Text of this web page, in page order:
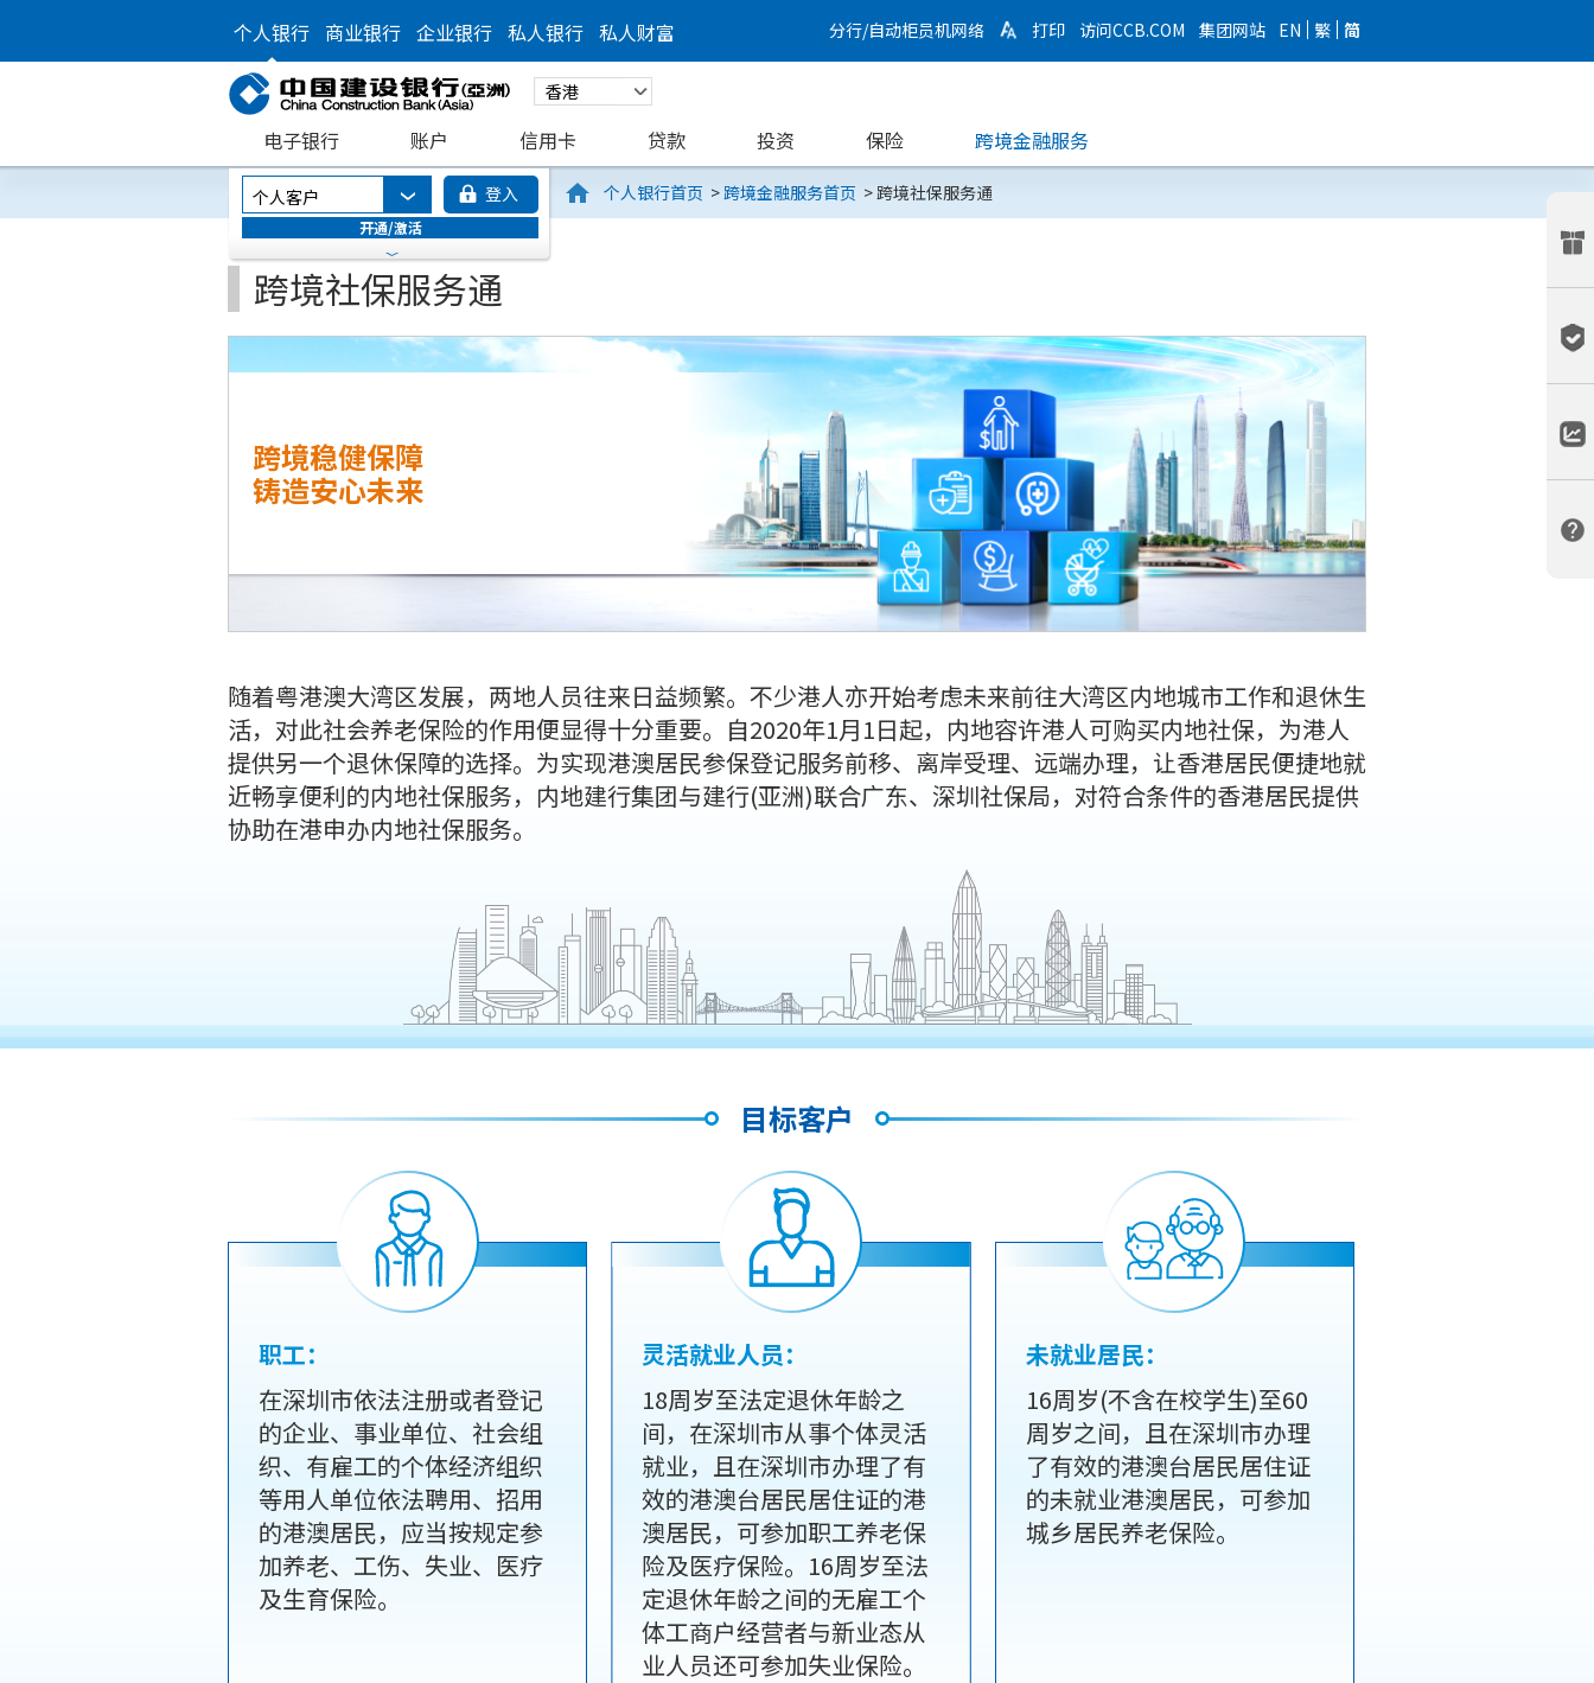
个人银行 商业银行 企业银行 私人银行 私人财富 分行/自动柜员机网络 打印 访问CCB.COM 集团网站 EN 繁 简
电子银行 账户 信用卡 贷款 投资 保险 跨境金融服务
个人客户 登入
开通/激活
个人银行首页 >跨境金融服务首页 >跨境社保服务通
跨境社保服务通
跨境稳健保障
铸造安心未来
随着粤港澳大湾区发展，两地人员往来日益频繁。不少港人亦开始考虑未来前往大湾区内地城市工作和退休生
活，对此社会养老保险的作用便显得十分重要。自2020年1月1日起，内地容许港人可购买内地社保，为港人
提供另一个退休保障的选择。为实现港澳居民参保登记服务前移、离岸受理、远端办理，让香港居民便捷地就
近畅享便利的内地社保服务，内地建行集团与建行(亚洲)联合广东、深圳社保局，对符合条件的香港居民提供
协助在港申办内地社保服务。
目标客户
职工：
在深圳市依法注册或者登记
的企业、事业单位、社会组
织、有雇工的个体经济组织
等用人单位依法聘用、招用
的港澳居民，应当按规定参
加养老、工伤、失业、医疗
及生育保险。
灵活就业人员：
18周岁至法定退休年龄之
间，在深圳市从事个体灵活
就业，且在深圳市办理了有
效的港澳台居民居住证的港
澳居民，可参加职工养老保
险及医疗保险。16周岁至法
定退休年龄之间的无雇工个
体工商户经营者与新业态从
业人员还可参加失业保险。
未就业居民：
16周岁(不含在校学生)至60
周岁之间，且在深圳市办理
了有效的港澳台居民居住证
的未就业港澳居民，可参加
城乡居民养老保险。